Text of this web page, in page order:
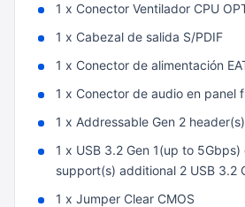
1 x Conector Ventilador CPU
1 x Cabezal de salida S/PDIF
1 x Conector de alimentación
1 x Conector de audio en panel
1 x Addressable Gen 2 header(s)
1 x USB 3.2 Gen 1(up to
support(s) additional 2 USB 3.2
1 x Jumper Clear CMOS